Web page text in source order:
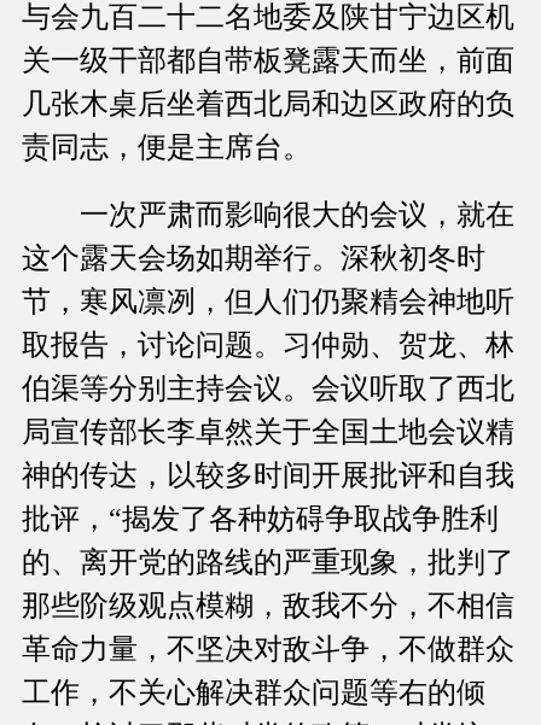
与会九百二十二名地委及陕甘宁边区机
关一级干部都自带板凳露天而坐，前面
几张木桌后坐着西北局和边区政府的负
责同志，便是主席台。
一次严肃而影响很大的会议，就在
这个露天会场如期举行。深秋初冬时
节，寒风凛冽，但人们仍聚精会神地听
取报告，讨论问题。习仲勋、贺龙、林
伯渠等分别主持会议。会议听取了西北
局宣传部长李卓然关于全国土地会议精
神的传达，以较多时间开展批评和自我
批评，“揭发了各种妨碍争取战争胜利
的、离开党的路线的严重现象，批判了
那些阶级观点模糊，敌我不分，不相信
革命力量，不坚决对敌斗争，不做群众
工作，不关心解决群众问题等右的倾